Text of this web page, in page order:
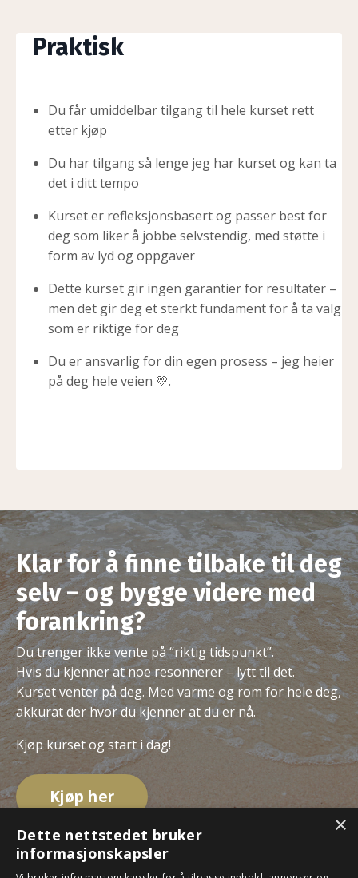
Praktisk
Du får umiddelbar tilgang til hele kurset rett
etter kjøp
Du har tilgang så lenge jeg har kurset og kan ta
det i ditt tempo
Kurset er refleksjonsbasert og passer best for
deg som liker å jobbe selvstendig, med støtte i
form av lyd og oppgaver
Dette kurset gir ingen garantier for resultater –
men det gir deg et sterkt fundament for å ta valg
som er riktige for deg
Du er ansvarlig for din egen prosess – jeg heier
på deg hele veien 💛.
Klar for å finne tilbake til deg
selv – og bygge videre med
forankring?
Du trenger ikke vente på “riktig tidspunkt”.
Hvis du kjenner at noe resonnerer – lytt til det.
Kurset venter på deg. Med varme og rom for hele deg,
akkurat der hvor du kjenner at du er nå.
Kjøp kurset og start i dag!
Kjøp her
×
Dette nettstedet bruker
informasjonskapsler